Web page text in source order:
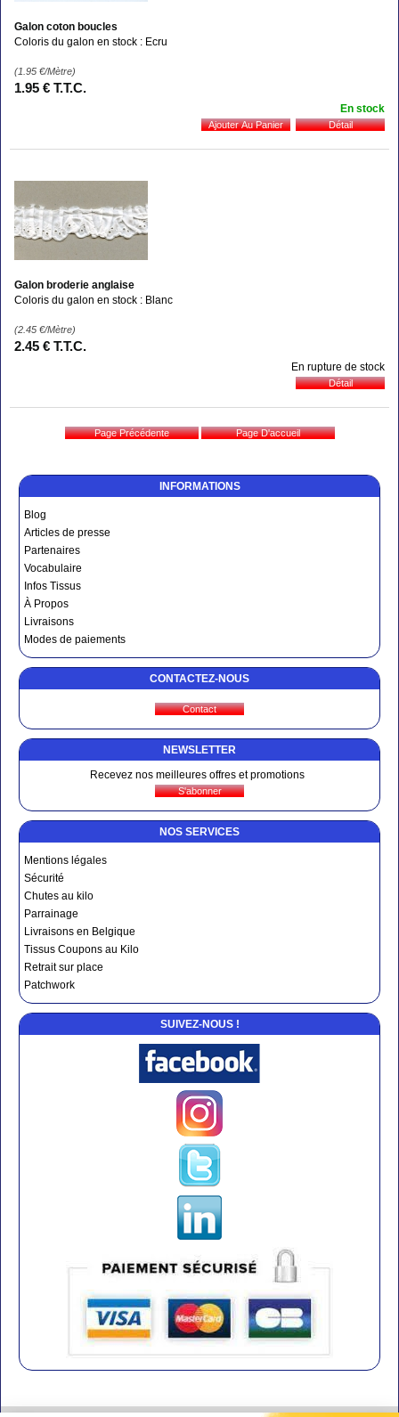
INFORMATIONS
Blog
Articles de presse
Partenaires
Vocabulaire
Infos Tissus
À Propos
Livraisons
Modes de paiements
CONTACTEZ-NOUS
NEWSLETTER
Recevez nos meilleures offres et promotions
NOS SERVICES
Mentions légales
Sécurité
Chutes au kilo
Parrainage
Livraisons en Belgique
Tissus Coupons au Kilo
Retrait sur place
Patchwork
SUIVEZ-NOUS !
Galon coton boucles
Coloris du galon en stock : Ecru
(1.95 €/Mètre)
1.95 € T.T.C.
En stock
Galon broderie anglaise
Coloris du galon en stock : Blanc
(2.45 €/Mètre)
2.45 € T.T.C.
En rupture de stock